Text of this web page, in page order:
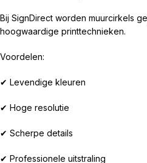
Bij SignDirect worden muurcirkels
hoogwaardige printtechnieken.
Voordelen:
✔ Levendige kleuren
✔ Hoge resolutie
✔ Scherpe details
✔ Professionele uitstraling